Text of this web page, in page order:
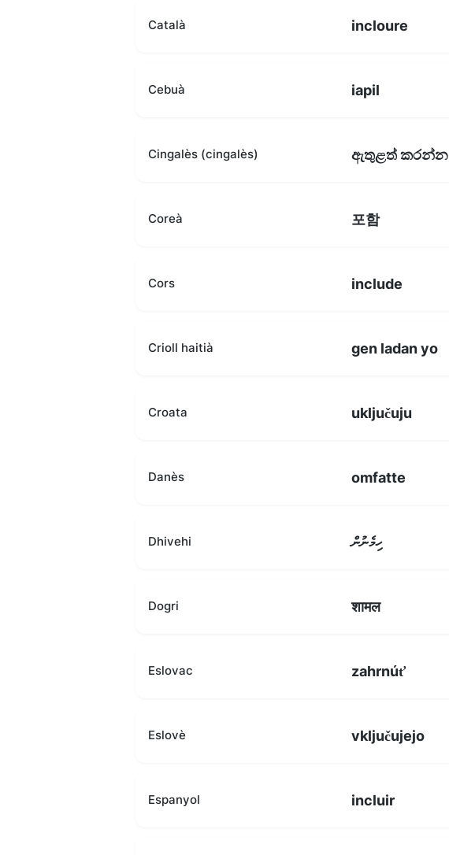
Català incloure
Cebuà iapil
Cingalès (cingalès) ඇතුළත් කරන්න
Coreà 포함
Cors include
Crioll haitià gen ladan yo
Croata uključuju
Danès omfatte
Dhivehi ހިމެނުން
Dogri शामल
Eslovac zahrnúť
Eslovè vključujejo
Espanyol incluir